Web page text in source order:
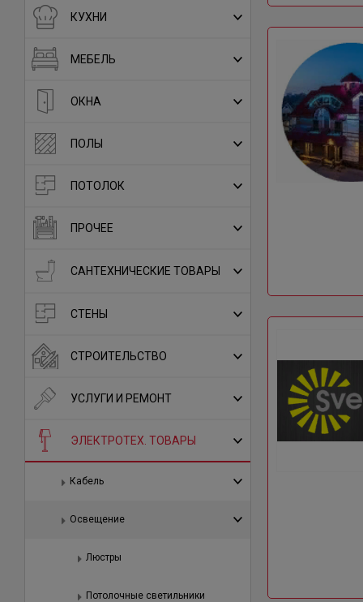
КУХНИ
МЕБЕЛЬ
ОКНА
ПОЛЫ
ПОТОЛОК
ПРОЧЕЕ
САНТЕХНИЧЕСКИЕ ТОВАРЫ
СТЕНЫ
СТРОИТЕЛЬСТВО
УСЛУГИ И РЕМОНТ
ЭЛЕКТРОТЕХ. ТОВАРЫ
Кабель
Освещение
Люстры
Потолочные светильники